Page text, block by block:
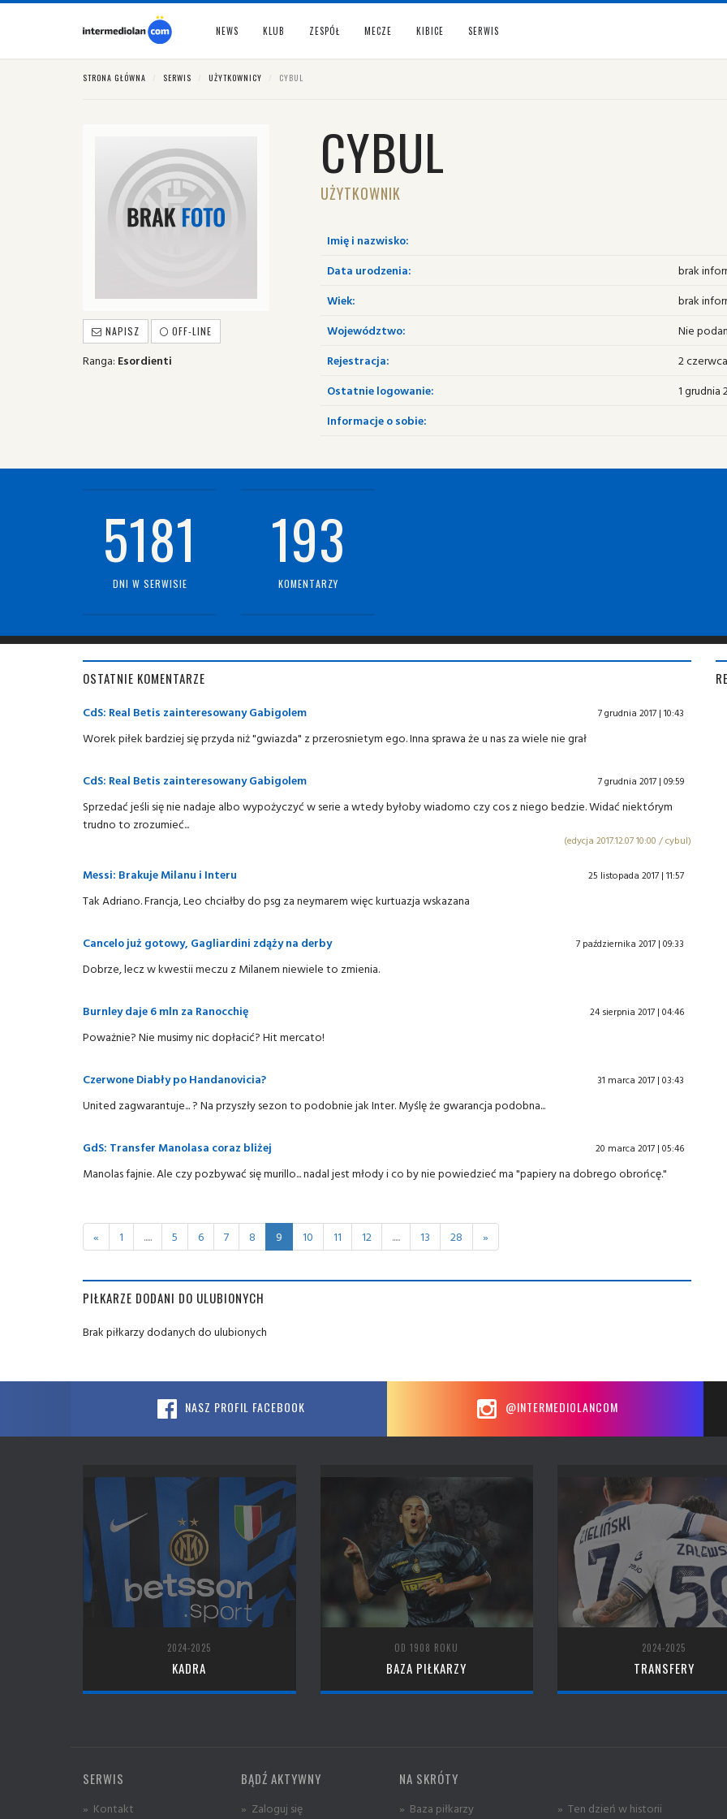
NEWS KLUB ZESPÓŁ MECZE KIBICE SERWIS
STRONA GŁÓWNA SERWIS UŻYTKOWNICY CYBUL
NAPISZ OFF-LINE
Ranga: Esordienti
CYBUL
UŻYTKOWNIK
Imię i nazwisko:
Data urodzenia:
brak
Wiek:
brak
Województwo:
Nie
Rejestracja:
2
Ostatnie logowanie:
1 grudnia
Informacje o sobie:
5181
DNI W SERWISIE
193
KOMENTARZY
OSTATNIE KOMENTARZE
CdS: Real Betis zainteresowany Gabigolem 7 grudnia 2017 | 10:43
Worek piłek bardziej się przyda niż "gwiazda" z przerosnietym ego. Inna sprawa że u nas za wiele nie grał
CdS: Real Betis zainteresowany Gabigolem 7 grudnia 2017 | 09:59
Sprzedać jeśli się nie nadaje albo wypożyczyć w serie a wtedy byłoby wiadomo czy cos z niego bedzie. Widać niektórym
trudno to zrozumieć...
(edycja 2017.12.07 10:00 / cybul)
Messi: Brakuje Milanu i Interu 25 listopada 2017 | 11:57
Tak Adriano. Francja, Leo chciałby do psg za neymarem więc kurtuazja wskazana
Cancelo już gotowy, Gagliardini zdąży na derby 7 października 2017 | 09:33
Dobrze, lecz w kwestii meczu z Milanem niewiele to zmienia.
Burnley daje 6 mln za Ranocchię 24 sierpnia 2017 | 04:46
Poważnie? Nie musimy nic dopłacić? Hit mercato!
Czerwone Diabły po Handanovicia? 31 marca 2017 | 03:43
United zagwarantuje... ? Na przyszły sezon to podobnie jak Inter. Myślę że gwarancja podobna...
GdS: Transfer Manolasa coraz bliżej 20 marca 2017 | 05:46
Manolas fajnie. Ale czy pozbywać się murillo... nadal jest młody i co by nie powiedzieć ma "papiery na dobrego obrońcę."
« 1 ..... 5 6 7 8 9 10 11 12 ..... 13 28 »
PIŁKARZE DODANI DO ULUBIONYCH
Brak piłkarzy dodanych do ulubionych
NASZ PROFIL FACEBOOK @INTERMEDIOLANCOM
2024-2025
KADRA
OD 1908 ROKU
BAZA PIŁKARZY
2024-2025
TRANSFERY
SERWIS
» Kontakt
BĄDŹ AKTYWNY
» Zaloguj się
NA SKRÓTY
» Baza piłkarzy » Ten dzień w historii